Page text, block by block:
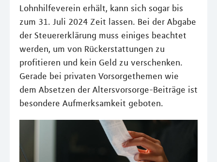
Lohnhilfeverein erhält, kann sich sogar bis
zum 31. Juli 2024 Zeit lassen. Bei der Abgabe
der Steuererklärung muss einiges beachtet
werden, um von Rückerstattungen zu
profitieren und kein Geld zu verschenken.
Gerade bei privaten Vorsorgethemen wie
dem Absetzen der Altersvorsorge-Beiträge ist
besondere Aufmerksamkeit geboten.